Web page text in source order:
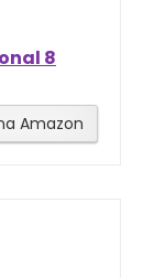
8
Amazon